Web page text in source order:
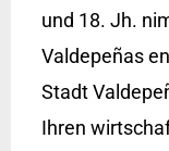
und 18. Jh.
Valdepeñas
Stadt
Ihren